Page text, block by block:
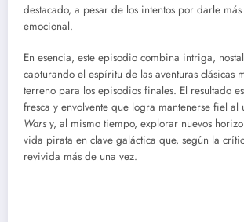
destacado, a pesar de los intentos por darle
emocional.
En esencia, este episodio combina intriga,
capturando el espíritu de las aventuras clásicas
terreno para los episodios finales. El resultado
fresca y envolvente que logra mantenerse fiel al
Wars y, al mismo tiempo, explorar nuevos
vida pirata en clave galáctica que, según la
revivida más de una vez.